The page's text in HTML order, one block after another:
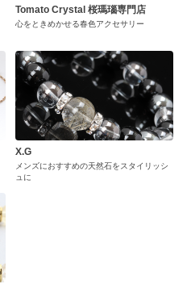
Tomato Crystal 桜瑪瑙専門店
心をときめかせる春色アクセサリー
X.G
メンズにおすすめの天然石をスタイリッシ
ュに